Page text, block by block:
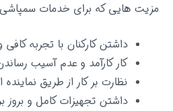
مزیت هایی که برای خدمات سمپاشی
داشتن کارکنان با تجربه
کار کارآمد و عدم آسیب
نظارت بر کار از طریق
داشتن تجهیزات کامل و